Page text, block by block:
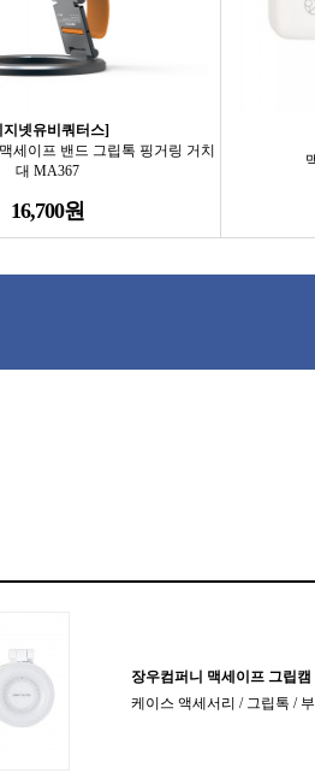
지넷유비쿼터스]
세이프 밴드 그립톡 핑거링 거치
대 MA367
16,700원